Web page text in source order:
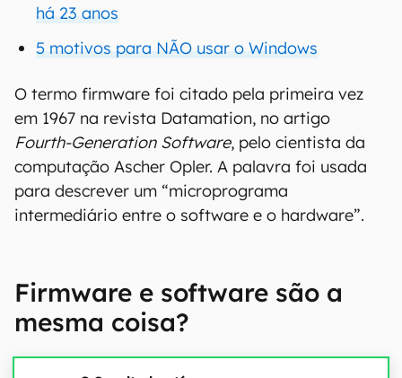
há 23 anos
5 motivos para NÃO usar o Windows
O termo firmware foi citado pela primeira vez
em 1967 na revista Datamation, no artigo
Fourth-Generation Software, pelo cientista da
computação Ascher Opler. A palavra foi usada
para descrever um “microprograma
intermediário entre o software e o hardware”.
Firmware e software são a
mesma coisa?